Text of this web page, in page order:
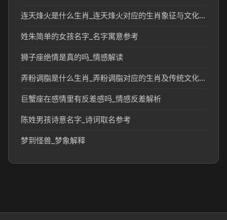
连天烽火是什么生肖_连天烽火对应的生肖象征与文化解读
姓朱简单的女孩名字_名字寓意参考
狮子座绝情是真的吗_情感解读
弄粉调脂是什么生肖_弄粉调脂对应的生肖及传统文化解析
巨蟹座在感情里有反差感吗_情感反差解析
陈姓男孩诗意名字_诗词取名参考
梦到怪兽_梦象解释